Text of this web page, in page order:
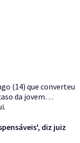
(14) que converteu
da jovem…
diz juiz